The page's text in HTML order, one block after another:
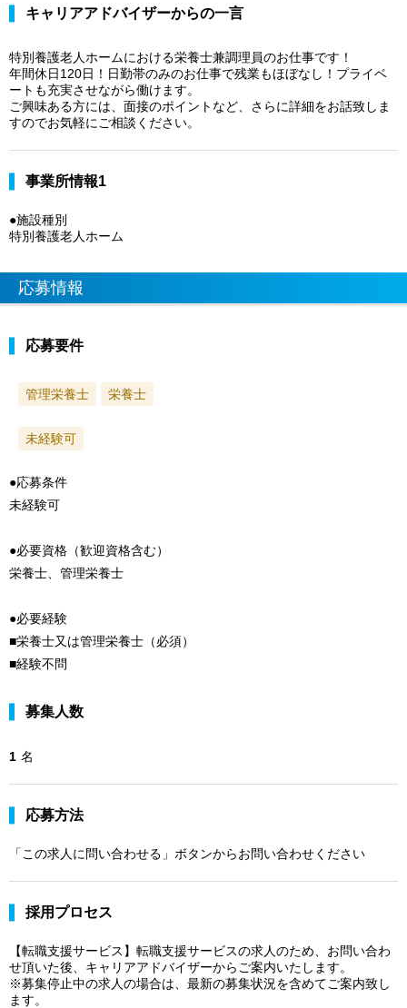
キャリアアドバイザーからの一言
特別養護老人ホームにおける栄養士兼調理員のお仕事です！
年間休日120日！日勤帯のみのお仕事で残業もほぼなし！プライベ
ートも充実させながら働けます。
ご興味ある方には、面接のポイントなど、さらに詳細をお話致しま
すのでお気軽にご相談ください。
事業所情報1
●施設種別
特別養護老人ホーム
応募情報
応募要件
管理栄養士 栄養士
未経験可
●応募条件
未経験可
●必要資格（歓迎資格含む）
栄養士、管理栄養士
●必要経験
■栄養士又は管理栄養士（必須）
■経験不問
募集人数
1 名
応募方法
「この求人に問い合わせる」ボタンからお問い合わせください
採用プロセス
【転職支援サービス】転職支援サービスの求人のため、お問い合わ
せ頂いた後、キャリアアドバイザーからご案内いたします。
※募集停止中の求人の場合は、最新の募集状況を含めてご案内致し
ます。